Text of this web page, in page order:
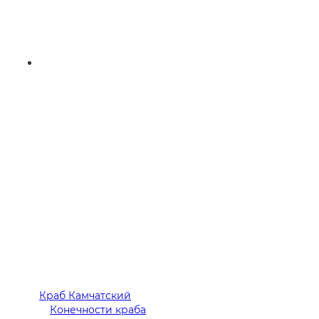
Краб Камчатский
Конечности краба